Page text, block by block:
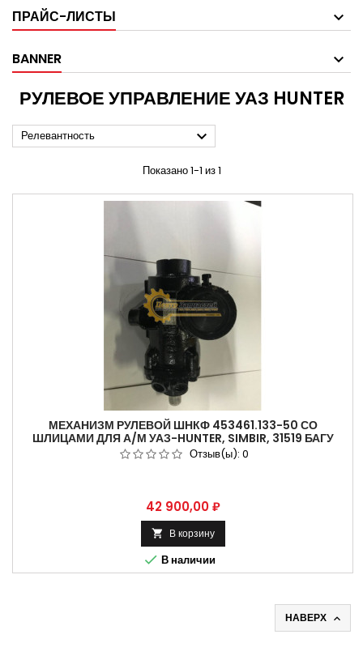
ПРАЙС-ЛИСТЫ
BANNER
РУЛЕВОЕ УПРАВЛЕНИЕ УАЗ HUNTER
Релевантность 
Показано 1-1 из 1
МЕХАНИЗМ РУЛЕВОЙ ШНКФ 453461.133-50 СО
ШЛИЦАМИ ДЛЯ А/М УАЗ-HUNTER, SIMBIR, 31519 БАГУ
Отзыв(ы): 0
Цена
42 900,00 ₽
 В корзину
 В наличии
НАВЕРХ 